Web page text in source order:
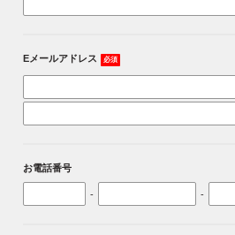
Eメールアドレス 必須
お電話番号
- -